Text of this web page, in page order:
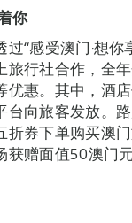
你
“感受澳门‧想你
旅行社合作，全
优惠。其中，酒
台向旅客发放。
折券下单购买澳
获赠面值50澳门